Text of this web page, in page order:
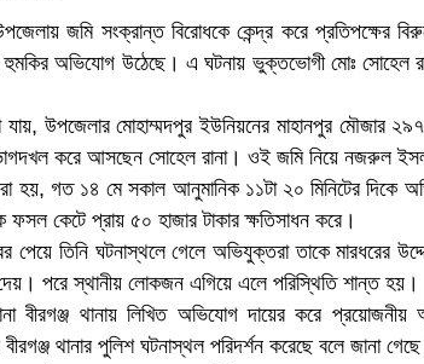
জমি সংক্রান্ত বিরোধকে কেন্দ্র করে প্রতিপক্ষের
হুমকির অভিযোগ উঠেছে। এ ঘটনায় ভুক্তভোগী মোঃ সোহেল
উপজেলার মোহাম্মদপুর ইউনিয়নের মাহানপুর মৌজার
করে আসছেন সোহেল রানা। ওই জমি নিয়ে নজরুল
হয়, গত ১৪ মে সকাল আনুমানিক ১১টা ২০ মিনিটের দিকে
ফসল কেটে প্রায় ৫০ হাজার টাকার ক্ষতিসাধন করে।
পেয়ে তিনি ঘটনাস্থলে গেলে অভিযুক্তরা তাকে মারধরের
পরে স্থানীয় লোকজন এগিয়ে এলে পরিস্থিতি শান্ত হয়।
বীরগঞ্জ থানায় লিখিত অভিযোগ দায়ের করে প্রয়োজনীয়
থানার পুলিশ ঘটনাস্থল পরিদর্শন করেছে বলে জানা